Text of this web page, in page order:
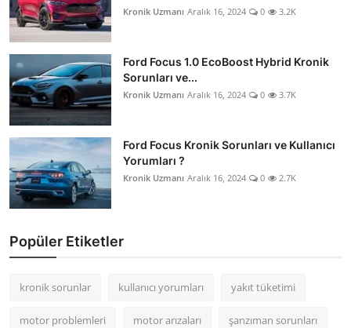
Kronik Uzmanı Aralık 16, 2024 0 3.2K
Ford Focus 1.0 EcoBoost Hybrid Kronik
Sorunları ve...
Kronik Uzmanı Aralık 16, 2024 0 3.7K
Ford Focus Kronik Sorunları ve Kullanıcı
Yorumları ?
Kronik Uzmanı Aralık 16, 2024 0 2.7K
Popüler Etiketler
kronik sorunlar kullanıcı yorumları yakıt tüketimi
motor problemleri motor arızaları şanzıman sorunları